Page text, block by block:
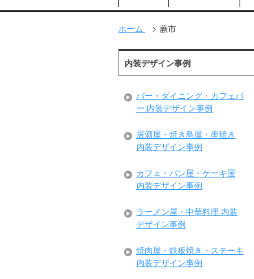
ホーム 蕨市
内装デザイン事例
バー・ダイニング・カフェバ
ー 内装デザイン事例
居酒屋・焼き鳥屋・串焼き
内装デザイン事例
カフェ・パン屋・ケーキ屋
内装デザイン事例
ラーメン屋・中華料理 内装
デザイン事例
焼肉屋・鉄板焼き・ステーキ
内装デザイン事例